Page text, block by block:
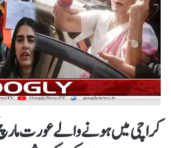
کراچی میں ہونے والے عورت